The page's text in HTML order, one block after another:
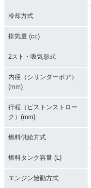
冷却方式
排気量 (cc)
2スト・吸気形式
内径（シリンダーボア）
(mm)
行程（ピストンストロー
ク）(mm)
燃料供給方式
燃料タンク容量 (L)
エンジン始動方式